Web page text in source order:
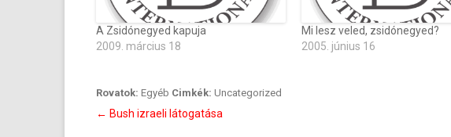
A Zsidónegyed kapuja
2009. március 18
Mi lesz veled, zsidónegyed?
2005. június 16
Rovatok: Egyéb Cimkék: Uncategorized
Bejegyzés
← Bush izraeli látogatása